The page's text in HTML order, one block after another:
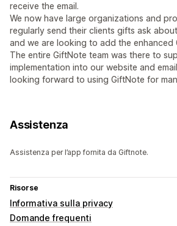
receive the email.
We now have large organizations and
regularly send their clients gifts ask
and we are looking to add the enhanced
The entire GiftNote team was there to
implementation into our website and
looking forward to using GiftNote for
Assistenza
Assistenza per l’app fornita da Giftnote.
Risorse
Informativa sulla privacy
Domande frequenti